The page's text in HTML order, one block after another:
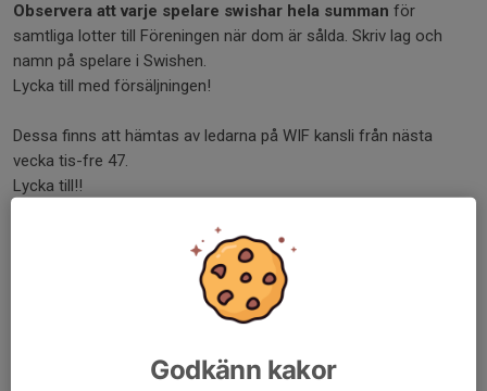
Observera att varje spelare swishar hela summan för
samtliga lotter till Föreningen när dom är sålda. Skriv lag och
namn på spelare i Swishen.
Lycka till med försäljningen!
Dessa finns att hämtas av ledarna på WIF kansli från nästa
vecka tis-fre 47.
Lycka till!!
Godkänn kakor